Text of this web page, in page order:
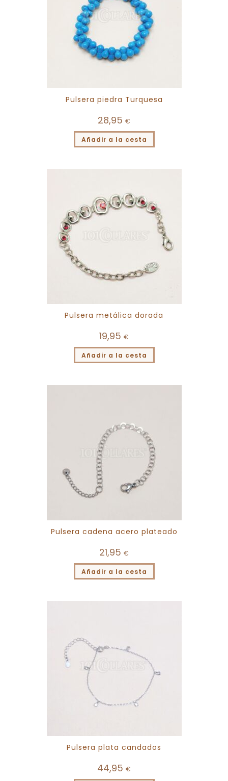
Pulsera piedra Turquesa
28,95 €
Añadir a la cesta
Pulsera metálica dorada
19,95 €
Añadir a la cesta
Pulsera cadena acero plateado
21,95 €
Añadir a la cesta
Pulsera plata candados
44,95 €